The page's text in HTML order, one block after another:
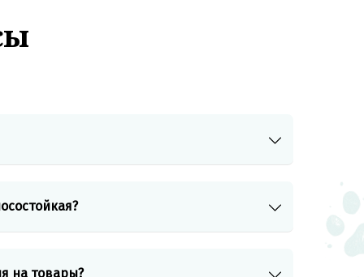
на товары?